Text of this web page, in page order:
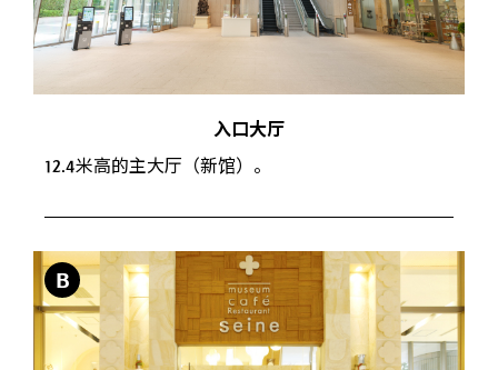
入口大厅
12.4米高的主大厅（新馆）。
B